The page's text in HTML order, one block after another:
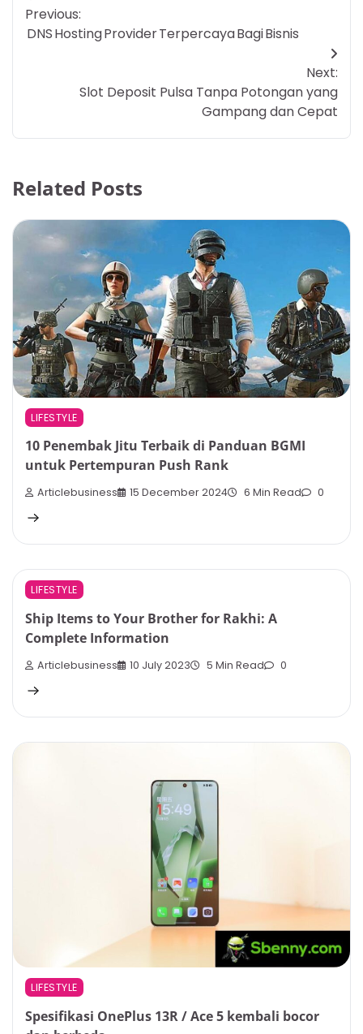
navigation
Previous:
DNS Hosting Provider Terpercaya Bagi Bisnis
Next:
Slot Deposit Pulsa Tanpa Potongan yang
Gampang dan Cepat
Related Posts
LIFESTYLE
10 Penembak Jitu Terbaik di Panduan BGMI
untuk Pertempuran Push Rank
Articlebusiness 15 December 2024 6 Min Read 0
LIFESTYLE
Ship Items to Your Brother for Rakhi: A
Complete Information
Articlebusiness 10 July 2023 5 Min Read 0
LIFESTYLE
Spesifikasi OnePlus 13R / Ace 5 kembali bocor